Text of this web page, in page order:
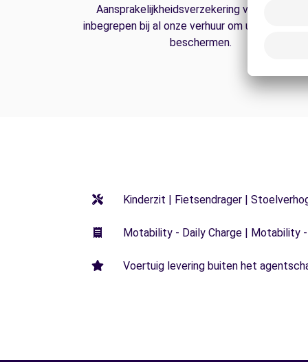
Aansprakelijkheidsverzekering van derden is
inbegrepen bij al onze verhuur om u op de
beschermen.
Kinderzit | Fietsendrager |
Motability - Daily Charge | Motability
Voertuig levering buiten het